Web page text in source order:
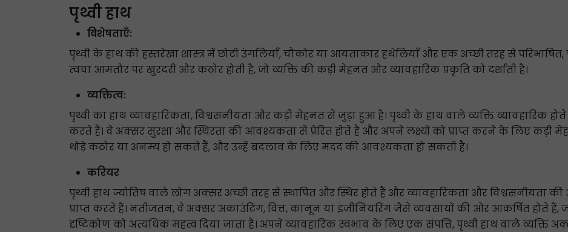
पृथ्वी हाथ
विशेषताएँ:
पृथ्वी के हाथ की हस्तरेखा शास्त्र में छोटी उंगलियाँ, चौकोर या आयताकार हथेलियाँ और एक अच्छी तरह से परिभाषित,
त्वचा आमतौर पर खुरदरी और कठोर होती है, जो व्यक्ति की कड़ी मेहनत और व्यावहारिक प्रकृति को दर्शाती है।
व्यक्तित्व:
पृथ्वी का हाथ व्यावहारिकता, विश्वसनीयता और कड़ी मेहनत से जुड़ा हुआ है। पृथ्वी के हाथ वाले व्यक्ति व्यावहारिक
करते हैं। वे अक्सर सुरक्षा और स्थिरता की आवश्यकता से प्रेरित होते हैं और अपने लक्ष्यों को प्राप्त करने के लिए कड़ी
थोड़े कठोर या अनम्य हो सकते हैं, और उन्हें बदलाव के लिए मदद की आवश्यकता हो सकती है।
करियर
पृथ्वी हाथ ज्योतिष वाले लोग अक्सर अच्छी तरह से स्थापित और स्थिर होते हैं और व्यावहारिकता और विश्वसनीयता
प्राप्त करते हैं। नतीजतन, वे अक्सर अकाउंटिंग, वित्त, कानून या इंजीनियरिंग जैसे व्यवसायों की ओर आकर्षित होते हैं,
दृष्टिकोण को अत्यधिक महत्व दिया जाता है। अपने व्यावहारिक स्वभाव के लिए एक संपत्ति, पृथ्वी हाथ वाले व्यक्ति